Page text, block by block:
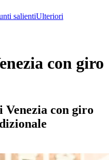
salientiUlteriori
con giro
con giro